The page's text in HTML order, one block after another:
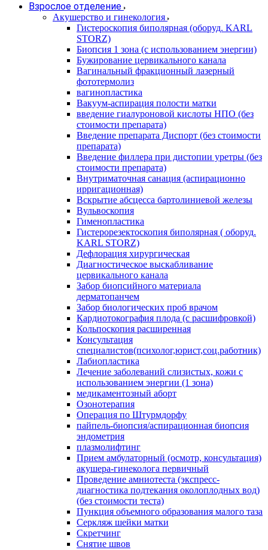
Взрослое отделение
Акушерство и гинекология
Гистероскопия биполярная (оборуд. KARL
STORZ)
Биопсия 1 зона (с использованием энергии)
Бужирование цервикального канала
Вагинальный фракционный лазерный
фототермолиз
вагинопластика
Вакуум-аспирация полости матки
введение гиалуроновой кислоты НПО (без
стоимости препарата)
Введение препарата Диспорт (без стоимости
препарата)
Введение филлера при дистопии уретры (без
стоимости препарата)
Внутриматочная санация (аспирационно
ирригационная)
Вскрытие абсцесса бартолиниевой железы
Вульвоскопия
Гименопластика
Гистерорезектоскопия биполярная ( оборуд.
KARL STORZ)
Дефлорация хирургическая
Диагностическое выскабливание
цервикального канала
Забор биопсийного материала
дерматопанчем
Забор биологических проб врачом
Кардиотокография плода (с расшифровкой)
Кольпоскопия расширенная
Консультация
специалистов(психолог,юрист,соц.работник)
Лабиопластика
Лечение заболеваний слизистых, кожи с
использованием энергии (1 зона)
медикаментозный аборт
Озонотерапия
Операция по Штурмдорфу
пайпель-биопсия/аспирационная биопсия
эндометрия
плазмолифтинг
Прием амбулаторный (осмотр, консультация)
акушера-гинеколога первичный
Проведение амниотеста (экспресс-
диагностика подтекания околоплодных вод)
(без стоимости теста)
Пункция объемного образования малого таза
Серкляж шейки матки
Скретчинг
Снятие швов